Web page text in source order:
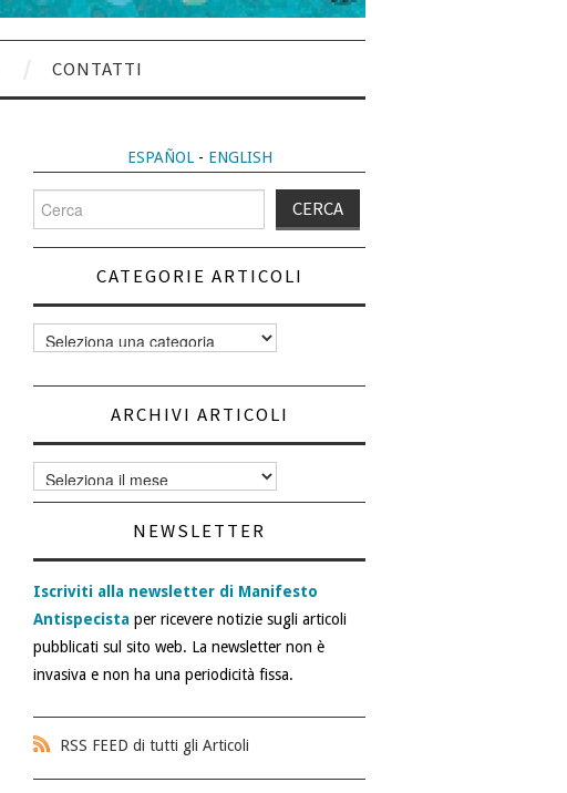
CONTATTI
ESPAÑOL- ENGLISH
per:
CATEGORIE ARTICOLI
Categorie
articoli
ARCHIVI ARTICOLI
Archivi
articoli
NEWSLETTER
Iscriviti alla newsletter di Manifesto
Antispecista per ricevere notizie sugli articoli
pubblicati sul sito web. La newsletter non è
invasiva e non ha una periodicità fissa.
RSS FEED di tutti gli Articoli